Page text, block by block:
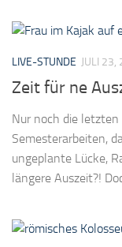
LIVE-STUNDE JULI 23,
Zeit für ne
Nur noch die
Semesterarbeiten,
ungeplante Lücke,
längere Auszeit?!